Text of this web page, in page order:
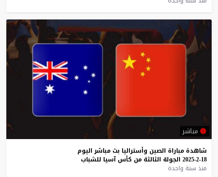
مباشر
شاهدة مباراة الصين وأستراليا بث مباشر اليوم
18-2-2025
الجولة الثالثة من كأس آسيا للشباب
منذ سنة واحدة